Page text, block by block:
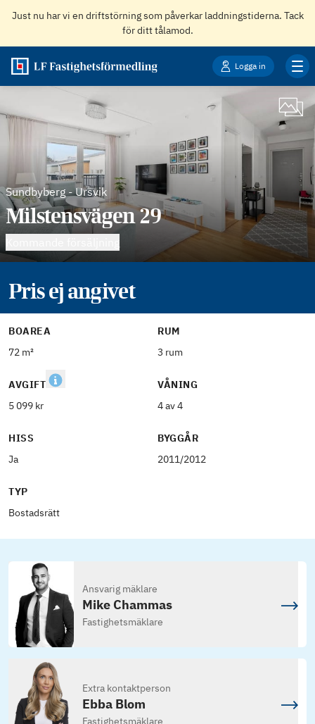
Just nu har vi en driftstörning som påverkar laddningstiderna. Tack
för ditt tålamod.
Logga in
Sundbyberg-Ursvik
Milstensvägen 29
Pris ej angivet
BOAREA
72 m²
RUM
3 rum
AVGIFT
5 099 kr
VÅNING
4 av 4
HISS
Ja
BYGGÅR
2011/2012
TYP
Bostadsrätt
Ansvarig mäklare
Mike Chammas
Fastighetsmäklare
Extra kontaktperson
Ebba Blom